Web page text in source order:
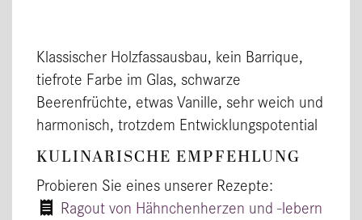
Klassischer Holzfassausbau, kein Barrique,
tiefrote Farbe im Glas, schwarze
Beerenfrüchte, etwas Vanille, sehr weich und
harmonisch, trotzdem Entwicklungspotential
KULINARISCHE EMPFEHLUNG
Probieren Sie eines unserer Rezepte:
Ragout von Hähnchenherzen und -lebern